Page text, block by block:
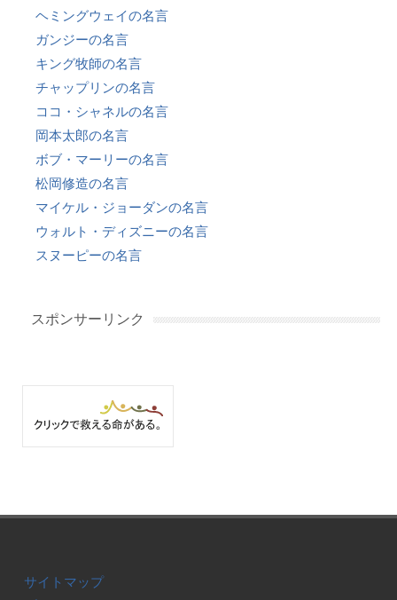
ヘミングウェイの名言
ガンジーの名言
キング牧師の名言
チャップリンの名言
ココ・シャネルの名言
岡本太郎の名言
ボブ・マーリーの名言
松岡修造の名言
マイケル・ジョーダンの名言
ウォルト・ディズニーの名言
スヌーピーの名言
スポンサーリンク
サイトマップ